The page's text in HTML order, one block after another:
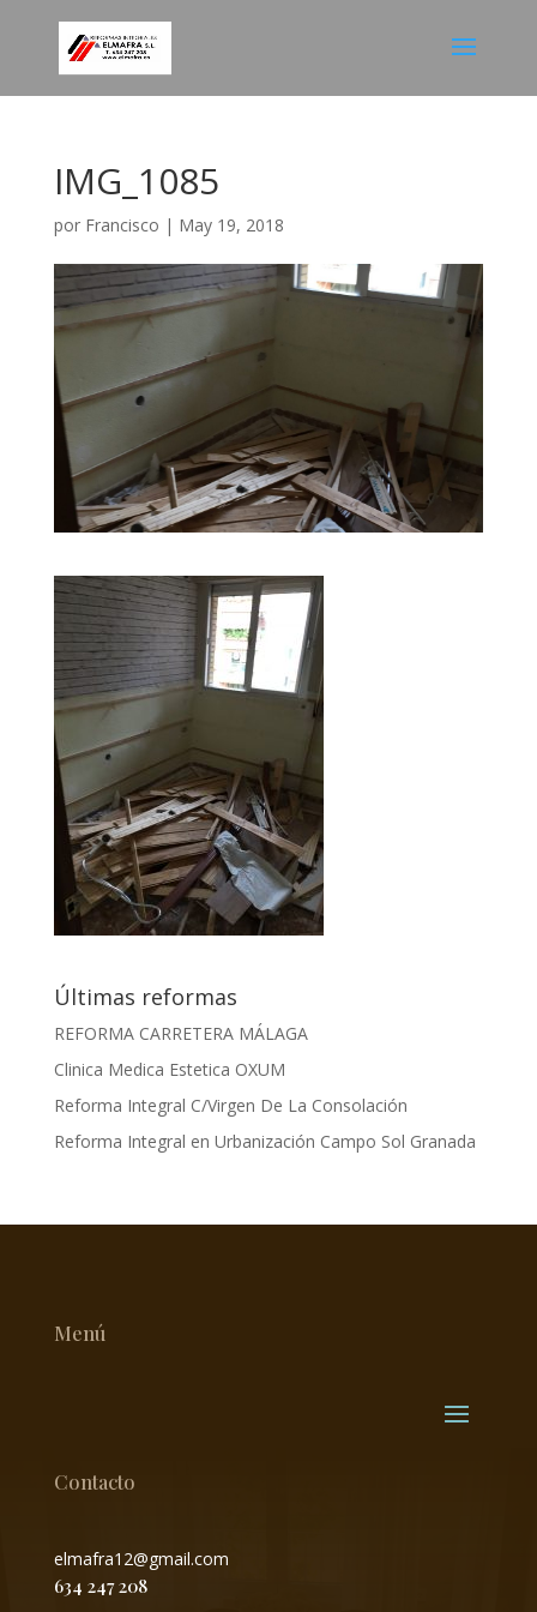
IMG_1085
por Francisco | May 19, 2018
Últimas reformas
REFORMA CARRETERA MÁLAGA
Clinica Medica Estetica OXUM
Reforma Integral C/Virgen De La Consolación
Reforma Integral en Urbanización Campo Sol Granada
Menú
Contacto
elmafra12@gmail.com
634 247 208